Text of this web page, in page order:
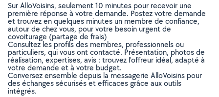
Sur AlloVoisins, seulement 10 minutes pour recevoir une
première réponse à votre demande. Postez votre demande
et trouvez en quelques minutes un membre de confiance,
autour de chez vous, pour votre besoin urgent de
covoiturage (partage de frais)
Consultez les profils des membres, professionnels ou
particuliers, qui vous ont contacté. Présentation, photos de
réalisation, expertises, avis : trouvez l'offreur idéal, adapté à
votre demande et à votre budget.
Conversez ensemble depuis la messagerie AlloVoisins pour
des échanges sécurisés et efficaces grâce aux outils
intégrés.